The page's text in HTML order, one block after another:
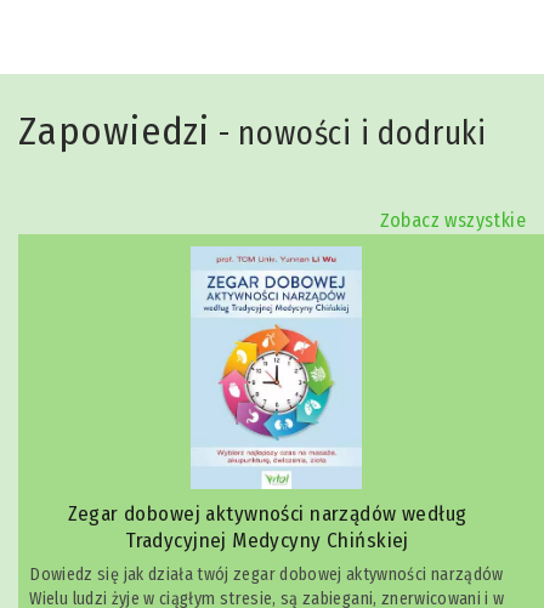
Zapowiedzi - nowości i dodruki
Zobacz wszystkie
Zegar dobowej aktywności narządów według
Tradycyjnej Medycyny Chińskiej
Dowiedz się jak działa twój zegar dobowej aktywności narządów
Wielu ludzi żyje w ciągłym stresie, są zabiegani, znerwicowani i w